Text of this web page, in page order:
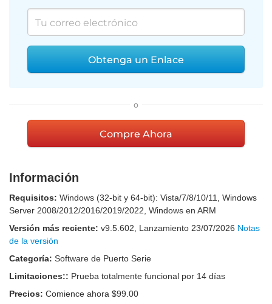
Obtenga un Enlace
o
Compre Ahora
Información
Requisitos: Windows (32-bit y 64-bit): Vista/7/8/10/11, Windows
Server 2008/2012/2016/2019/2022, Windows en ARM
Versión más reciente: v9.5.602 , Lanzamiento 23/07/2026 Notas
de la versión
Categoría: Software de Puerto Serie
Limitaciones:: Prueba totalmente funcional por 14 días
Precios: Comience ahora $99.00